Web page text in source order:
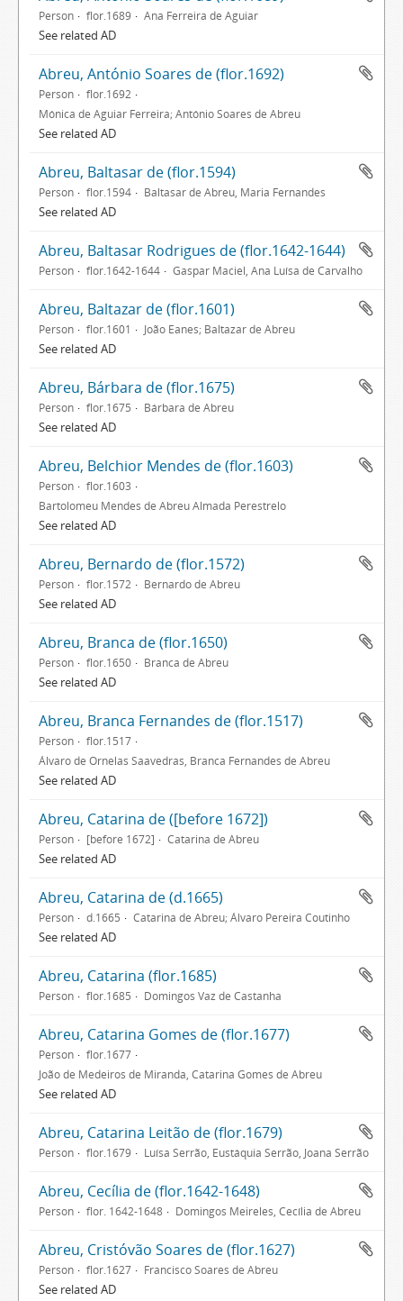
Person flor.1689 Ana Ferreira de Aguiar
See related AD
Abreu, António Soares de (flor.1692)
Person
flor.1692
Mónica de Aguiar Ferreira; António Soares de Abreu
See related AD
Abreu, Baltasar de (flor.1594)
Person flor.1594 Baltasar de Abreu, Maria Fernandes
See related AD
Abreu, Baltasar Rodrigues de (flor.1642-1644)
Person flor.1642-1644 Gaspar Maciel, Ana Luísa de Carvalho
Abreu, Baltazar de (flor.1601)
Person flor.1601 João Eanes; Baltazar de Abreu
See related AD
Abreu, Bárbara de (flor.1675)
Person flor.1675 Bárbara de Abreu
See related AD
Abreu, Belchior Mendes de (flor.1603)
Person
flor.1603
Bartolomeu Mendes de Abreu Almada Perestrelo
See related AD
Abreu, Bernardo de (flor.1572)
Person flor.1572 Bernardo de Abreu
See related AD
Abreu, Branca de (flor.1650)
Person flor.1650 Branca de Abreu
See related AD
Abreu, Branca Fernandes de (flor.1517)
Person
flor.1517
Álvaro de Ornelas Saavedras, Branca Fernandes de Abreu
See related AD
Abreu, Catarina de ([before 1672])
Person [before 1672] Catarina de Abreu
See related AD
Abreu, Catarina de (d.1665)
Person d.1665 Catarina de Abreu; Álvaro Pereira Coutinho
See related AD
Abreu, Catarina (flor.1685)
Person flor.1685 Domingos Vaz de Castanha
Abreu, Catarina Gomes de (flor.1677)
Person
flor.1677
João de Medeiros de Miranda, Catarina Gomes de Abreu
See related AD
Abreu, Catarina Leitão de (flor.1679)
Person flor.1679 Luísa Serrão, Eustáquia Serrão, Joana Serrão
Abreu, Cecília de (flor.1642-1648)
Person flor. 1642-1648 Domingos Meireles, Cecília de Abreu
Abreu, Cristóvão Soares de (flor.1627)
Person flor.1627 Francisco Soares de Abreu
See related AD